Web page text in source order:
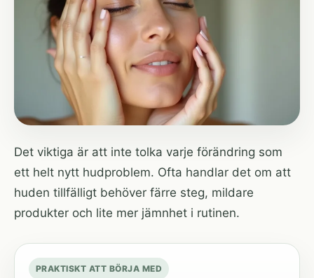
Det viktiga är att inte tolka varje förändring som
ett helt nytt hudproblem. Ofta handlar det om att
huden tillfälligt behöver färre steg, mildare
produkter och lite mer jämnhet i rutinen.
PRAKTISKT ATT BÖRJA MED